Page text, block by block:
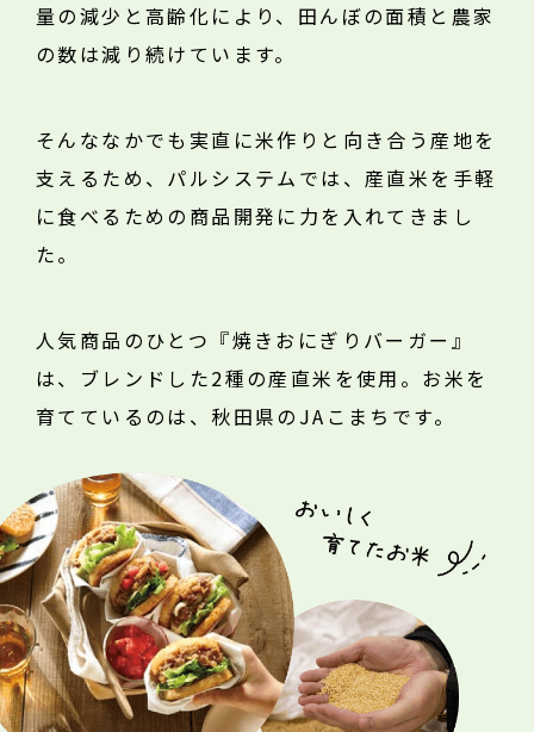
量の減少と高齢化により、田んぼの面積と農家
の数は減り続けています。
そんななかでも実直に米作りと向き合う産地を
支えるため、パルシステムでは、産直米を手軽
に食べるための商品開発に力を入れてきまし
た。
人気商品のひとつ『焼きおにぎりバーガー』
は、ブレンドした2種の産直米を使用。お米を
育てているのは、秋田県のJAこまちです。
地域づくりの輪を広げる
つながりをもっと深める
文化を次世代につなげる
産地との約束
作り手と食べ手が
つながり続けるための「約束」。
産地との約束